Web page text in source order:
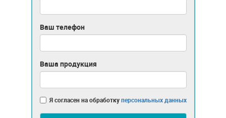
Ваш телефон
Ваша продукция
Я согласен на обработкуперсональных данных